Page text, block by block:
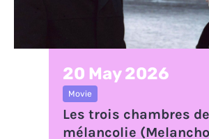
20 May 2026
Movie
Les trois chambres
mélancolie